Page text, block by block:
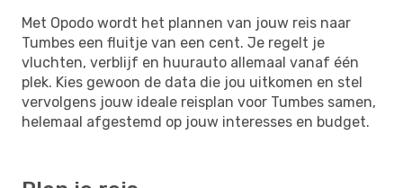
Met Opodo wordt het plannen van jouw reis naar
Tumbes een fluitje van een cent. Je regelt je
vluchten, verblijf en huurauto allemaal vanaf één
plek. Kies gewoon de data die jou uitkomen en stel
vervolgens jouw ideale reisplan voor Tumbes samen,
helemaal afgestemd op jouw interesses en budget.